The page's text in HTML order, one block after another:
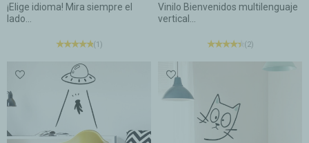
¡Elige idioma! Mira siempre el
lado...
(1)
Vinilo Bienvenidos multilenguaje
vertical...
(2)